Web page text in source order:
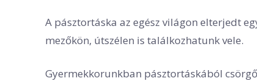
A pásztortáska az egész világon elterjedt
mezőkön, útszélen is találkozhatunk vele.
Gyermekkorunkban pásztortáskából